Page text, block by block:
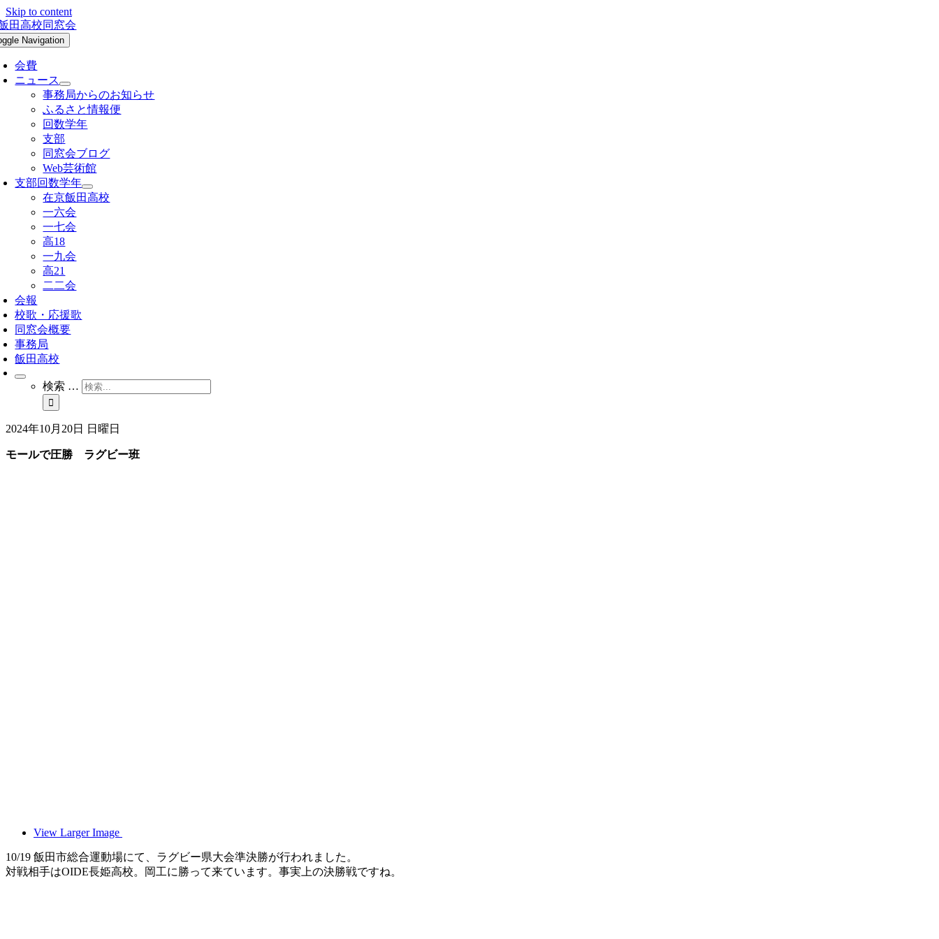
Skip to content
Navigation
会費
ニュース
事務局からのお知らせ
ふるさと情報便
回数学年
支部
同窓会ブログ
Web芸術館
支部回数学年
在京飯田高校
一六会
一七会
高18
一九会
高21
二二会
会報
校歌・応援歌
同窓会概要
事務局
飯田高校
検索 …
2024年10月20日 日曜日
モールで圧勝 ラグビー班
View Larger Image
10/19 飯田市総合運動場にて、ラグビー県大会準決勝が行われました。
対戦相手はOIDE長姫高校。岡工に勝って来ています。事実上の決勝戦ですね。